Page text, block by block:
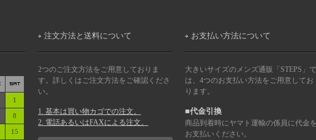
1
8
15
注文方法と送料について
2つのご注文方法をご用意しておりま
す。詳しくはご注文方法をご確認くださ
い。
1. 基本は買い物カゴでの注文。
2. 電話あるいはFAXによる注文。
お支払い方法について
大きいサイズのメンズ通販「STEPS」で
は、4つのお支払い方法をご用意してお
ります。
■代金引換
商品到着時にヤマト運輸の係員に代金
お支払いください。